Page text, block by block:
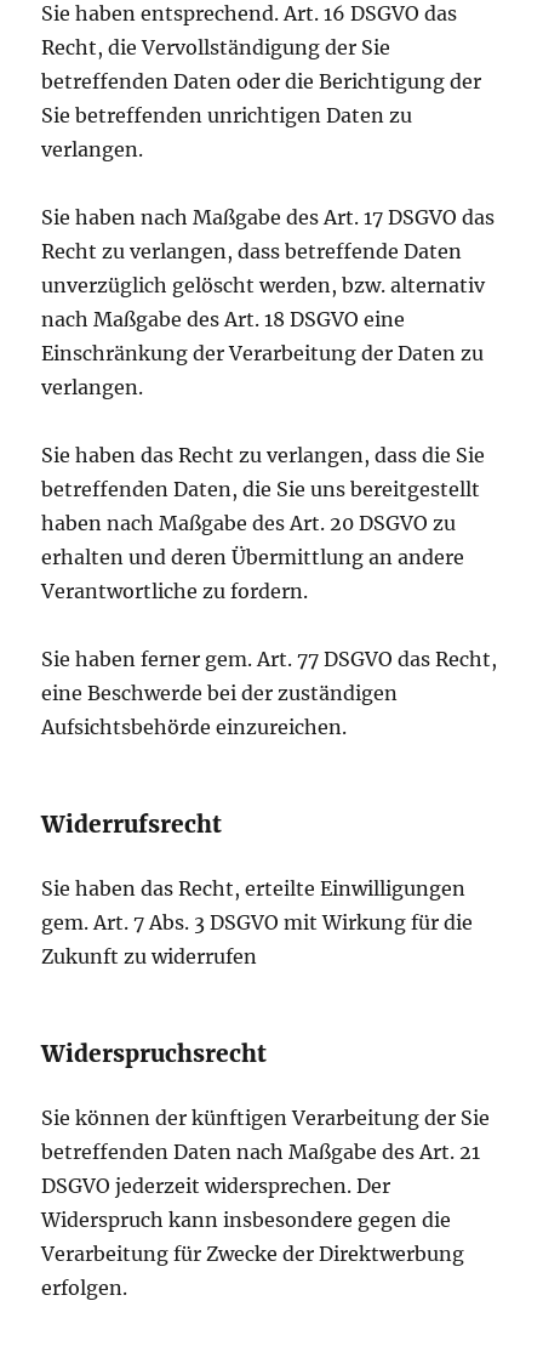
Sie haben entsprechend. Art. 16 DSGVO das
Recht, die Vervollständigung der Sie
betreffenden Daten oder die Berichtigung der
Sie betreffenden unrichtigen Daten zu
verlangen.
Sie haben nach Maßgabe des Art. 17 DSGVO das
Recht zu verlangen, dass betreffende Daten
unverzüglich gelöscht werden, bzw. alternativ
nach Maßgabe des Art. 18 DSGVO eine
Einschränkung der Verarbeitung der Daten zu
verlangen.
Sie haben das Recht zu verlangen, dass die Sie
betreffenden Daten, die Sie uns bereitgestellt
haben nach Maßgabe des Art. 20 DSGVO zu
erhalten und deren Übermittlung an andere
Verantwortliche zu fordern.
Sie haben ferner gem. Art. 77 DSGVO das Recht,
eine Beschwerde bei der zuständigen
Aufsichtsbehörde einzureichen.
Widerrufsrecht
Sie haben das Recht, erteilte Einwilligungen
gem. Art. 7 Abs. 3 DSGVO mit Wirkung für die
Zukunft zu widerrufen
Widerspruchsrecht
Sie können der künftigen Verarbeitung der Sie
betreffenden Daten nach Maßgabe des Art. 21
DSGVO jederzeit widersprechen. Der
Widerspruch kann insbesondere gegen die
Verarbeitung für Zwecke der Direktwerbung
erfolgen.